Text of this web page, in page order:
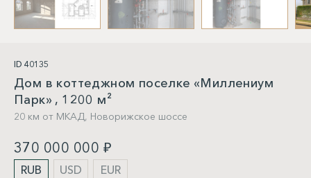
ID 40135
Дом в коттеджном поселке «Миллениум
Парк» , 1200 м²
20 км от МКАД, Новорижское шоссе
370 000 000 ₽
RUB USD EUR